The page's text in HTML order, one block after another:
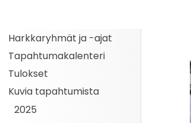
Harkkaryhmät ja -ajat
Tapahtumakalenteri
Tulokset
Kuvia tapahtumista
2025